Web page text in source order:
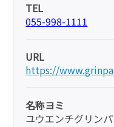
TEL
055-998-1111
URL
https://
名称ヨミ
ユウエンチグリンパ